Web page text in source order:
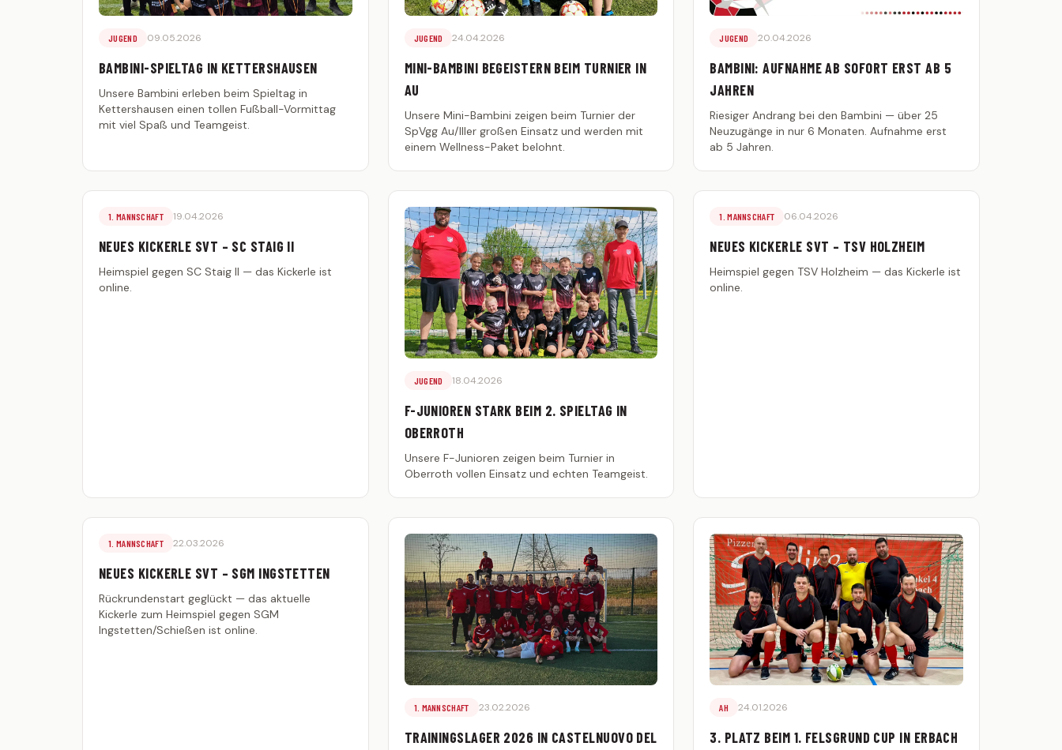
JUGEND 09.05.2026
BAMBINI-SPIELTAG IN KETTERSHAUSEN
Unsere Bambini erleben beim Spieltag in
Kettershausen einen tollen Fußball-Vormittag
mit viel Spaß und Teamgeist.
JUGEND 24.04.2026
MINI-BAMBINI BEGEISTERN BEIM TURNIER IN
AU
Unsere Mini-Bambini zeigen beim Turnier der
SpVgg Au/Iller großen Einsatz und werden mit
einem Wellness-Paket belohnt.
JUGEND 20.04.2026
BAMBINI: AUFNAHME AB SOFORT ERST AB 5
JAHREN
Riesiger Andrang bei den Bambini — über 25
Neuzugänge in nur 6 Monaten. Aufnahme erst
ab 5 Jahren.
1. MANNSCHAFT 19.04.2026
NEUES KICKERLE SVT – SC STAIG II
Heimspiel gegen SC Staig II — das Kickerle ist
online.
JUGEND 18.04.2026
F-JUNIOREN STARK BEIM 2. SPIELTAG IN
OBERROTH
Unsere F-Junioren zeigen beim Turnier in
Oberroth vollen Einsatz und echten Teamgeist.
1. MANNSCHAFT 06.04.2026
NEUES KICKERLE SVT – TSV HOLZHEIM
Heimspiel gegen TSV Holzheim — das Kickerle ist
online.
1. MANNSCHAFT 22.03.2026
NEUES KICKERLE SVT – SGM INGSTETTEN
Rückrundenstart geglückt — das aktuelle
Kickerle zum Heimspiel gegen SGM
Ingstetten/Schießen ist online.
1. MANNSCHAFT 23.02.2026
TRAININGSLAGER 2026 IN CASTELNUOVO DEL
AH 24.01.2026
3. PLATZ BEIM 1. FELSGRUND CUP IN ERBACH